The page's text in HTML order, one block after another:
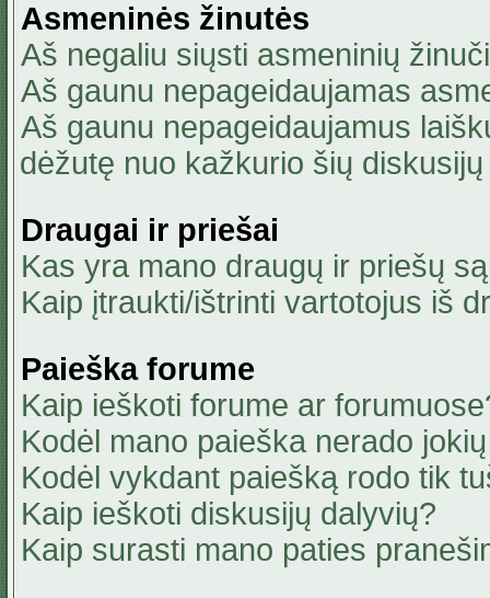
Asmeninės žinutės
Aš negaliu siųsti asmeninių
Aš gaunu nepageidaujamas
Aš gaunu nepageidaujamus
dėžutę nuo kažkurio šių
Draugai ir priešai
Kas yra mano draugų ir priešų
Kaip įtraukti/ištrinti vartotojus iš
Paieška forume
Kaip ieškoti forume ar
Kodėl mano paieška nerado
Kodėl vykdant paiešką rodo tik
Kaip ieškoti diskusijų dalyvių?
Kaip surasti mano paties